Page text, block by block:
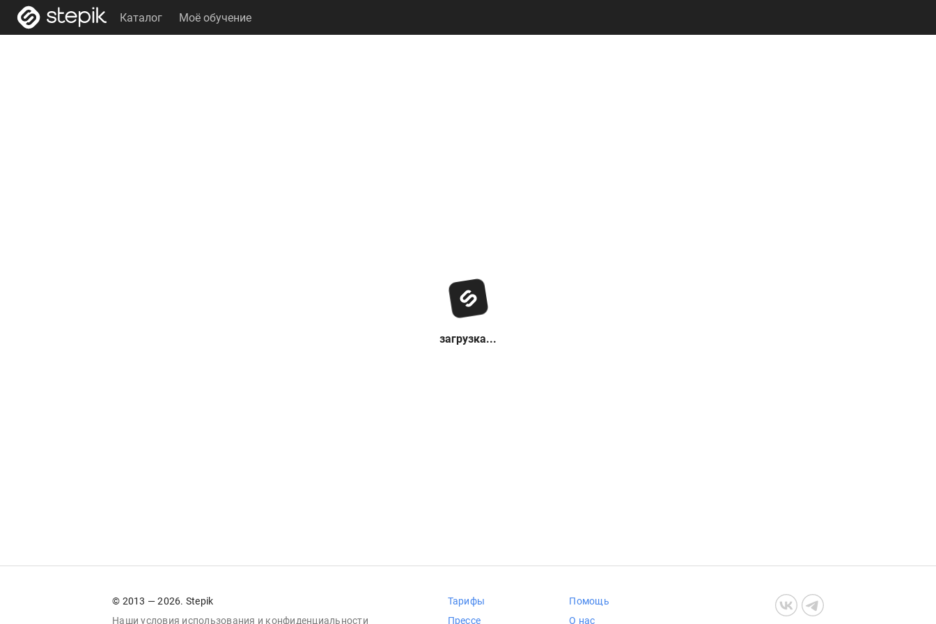
Каталог Моё обучение
загрузка...
© 2013 — 2026. Stepik
Наши условия использования и конфиденциальности
Тарифы
Прессе
Помощь
О нас